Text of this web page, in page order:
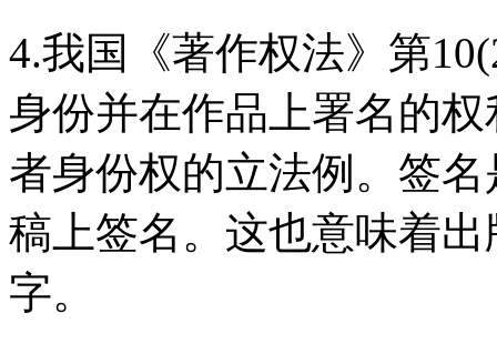
4.我国《著作权法》第
身份并在作品上署名的
者身份权的立法例。签
稿上签名。这也意味着
字。